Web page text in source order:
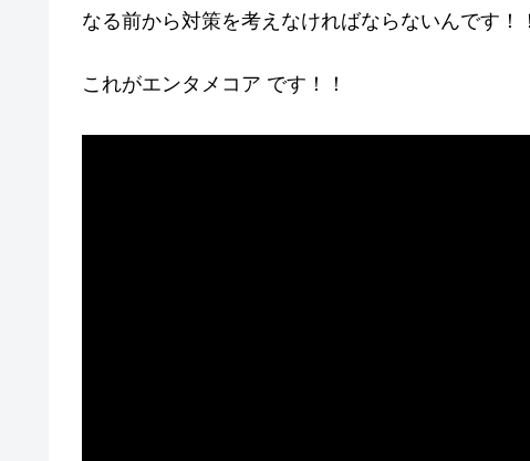
なる前から対策を考えなければならないんです！！
これがエンタメコア です！！